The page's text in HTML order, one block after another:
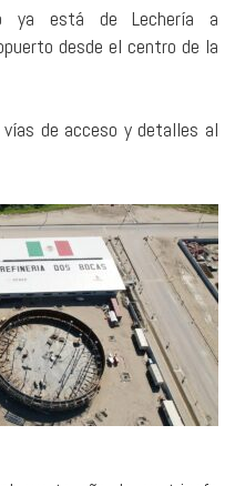
ya está de Lechería a
desde el centro de la
de acceso y detalles al